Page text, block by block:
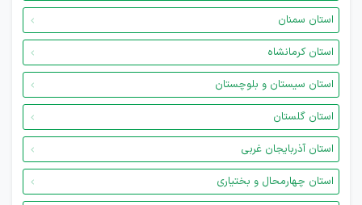
استان سمنان
استان کرمانشاه
استان سیستان و بلوچستان
استان گلستان
استان آذربایجان غربی
استان چهارمحال و بختیاری